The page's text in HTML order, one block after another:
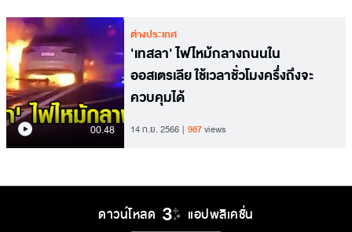
00.48
ต่างประเทศ
'เทสลา' ไฟไหม้กลางถนนใน
ออสเตรเลีย ใช้เวลาชั่วโมงครึ่งถึงจะ
ควบคุมได้
14 ก.ย. 2566 987views
ดาวน์โหลด แอปพลิเคชั่น